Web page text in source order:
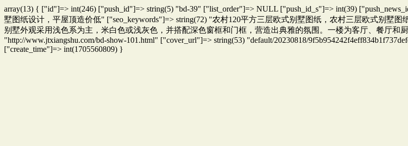
array(13) { ["id"]=> int(246) ["push_id"]=> string(5) "bd-39" ["list_order"]=> NULL ["push_id_s"]=> int(39)
墅图纸设计，平屋顶造价低" ["seo_keywords"]=> string(72) "农村120平方三层欧式别墅图纸，农村三层欧式别墅图
别墅外观采用浅色系为主，米白色或浅灰色，并搭配深色窗框和门框，营造出典雅的氛围。一楼为客厅、餐厅和
"http://www.jtxiangshu.com/bd-show-101.html" ["cover_url"]=> string(53) "default/20230818/
["create_time"]=> int(1705560809) }